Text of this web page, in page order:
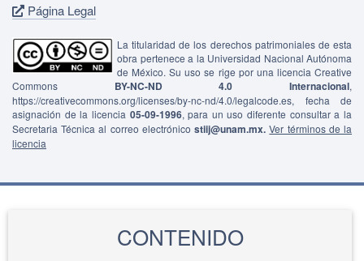
Página Legal
La titularidad de los derechos patrimoniales de esta
obra pertenece a la Universidad Nacional Autónoma
de México. Su uso se rige por una licencia Creative
Commons BY-NC-ND 4.0 Internacional,
https://creativecommons.org/licenses/by-nc-nd/4.0/legalcode.es, fecha de
asignación de la licencia 05-09-1996, para un uso diferente consultar a la
Secretaria Técnica al correo electrónicostiij@unam.mx. Ver términos de la
licencia
CONTENIDO